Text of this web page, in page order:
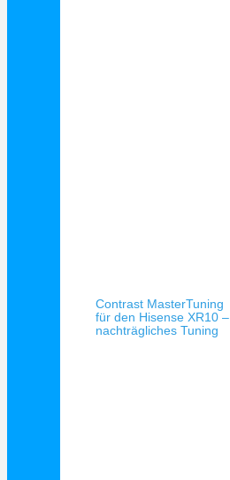
Contrast MasterTuning
für den Hisense XR10 –
nachträgliches Tuning